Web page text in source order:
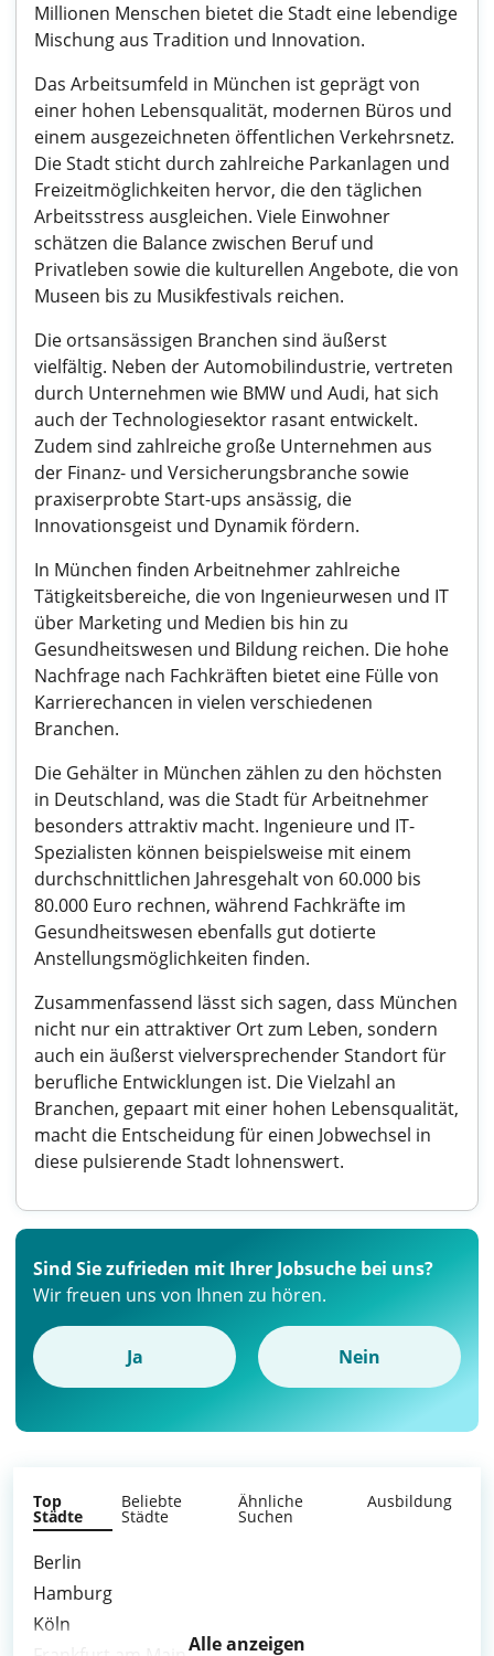
Millionen Menschen bietet die Stadt eine lebendige
Mischung aus Tradition und Innovation.
Das Arbeitsumfeld in München ist geprägt von
einer hohen Lebensqualität, modernen Büros und
einem ausgezeichneten öffentlichen Verkehrsnetz.
Die Stadt sticht durch zahlreiche Parkanlagen und
Freizeitmöglichkeiten hervor, die den täglichen
Arbeitsstress ausgleichen. Viele Einwohner
schätzen die Balance zwischen Beruf und
Privatleben sowie die kulturellen Angebote, die von
Museen bis zu Musikfestivals reichen.
Die ortsansässigen Branchen sind äußerst
vielfältig. Neben der Automobilindustrie, vertreten
durch Unternehmen wie BMW und Audi, hat sich
auch der Technologiesektor rasant entwickelt.
Zudem sind zahlreiche große Unternehmen aus
der Finanz- und Versicherungsbranche sowie
praxiserprobte Start-ups ansässig, die
Innovationsgeist und Dynamik fördern.
In München finden Arbeitnehmer zahlreiche
Tätigkeitsbereiche, die von Ingenieurwesen und IT
über Marketing und Medien bis hin zu
Gesundheitswesen und Bildung reichen. Die hohe
Nachfrage nach Fachkräften bietet eine Fülle von
Karrierechancen in vielen verschiedenen
Branchen.
Die Gehälter in München zählen zu den höchsten
in Deutschland, was die Stadt für Arbeitnehmer
besonders attraktiv macht. Ingenieure und IT-
Spezialisten können beispielsweise mit einem
durchschnittlichen Jahresgehalt von 60.000 bis
80.000 Euro rechnen, während Fachkräfte im
Gesundheitswesen ebenfalls gut dotierte
Anstellungsmöglichkeiten finden.
Zusammenfassend lässt sich sagen, dass München
nicht nur ein attraktiver Ort zum Leben, sondern
auch ein äußerst vielversprechender Standort für
berufliche Entwicklungen ist. Die Vielzahl an
Branchen, gepaart mit einer hohen Lebensqualität,
macht die Entscheidung für einen Jobwechsel in
diese pulsierende Stadt lohnenswert.
Sind Sie zufrieden mit Ihrer Jobsuche bei uns?
Wir freuen uns von Ihnen zu hören.
Ja Nein
Top
Städte
Beliebte
Städte
Ähnliche
Suchen
Ausbildung
Berlin
Hamburg
Köln
Alle anzeigen